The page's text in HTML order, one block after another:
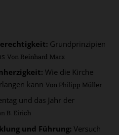
Grundprinzipien
Von Reinhard Marx
Wie die Kirche
kann Von Philipp Müller
und das Jahr der
B. Eirich
und Führung: Versuch